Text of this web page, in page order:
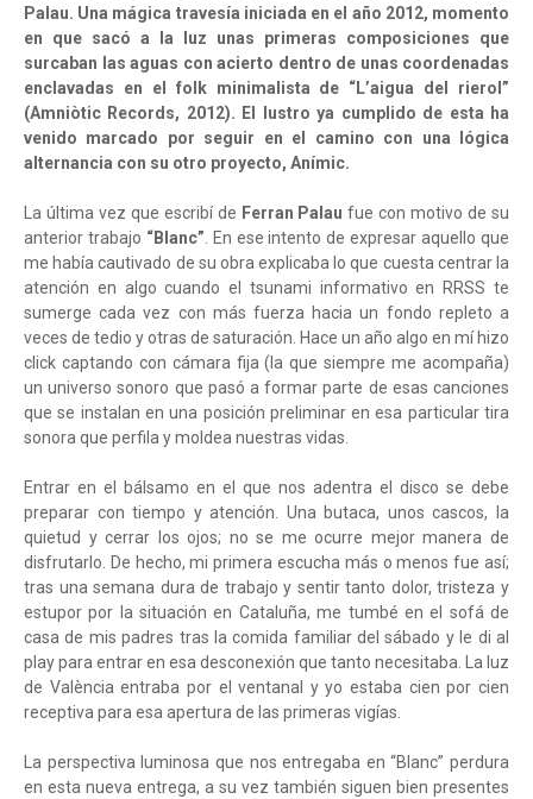
Palau. Una mágica travesía iniciada en el año 2012, momento
en que sacó a la luz unas primeras composiciones que
surcaban las aguas con acierto dentro de unas coordenadas
enclavadas en el folk minimalista de “L’aigua del rierol”
(Amniòtic Records, 2012). El lustro ya cumplido de esta ha
venido marcado por seguir en el camino con una lógica
alternancia con su otro proyecto, Anímic.
La última vez que escribí de Ferran Palau fue con motivo de su
anterior trabajo “Blanc”. En ese intento de expresar aquello que
me había cautivado de su obra explicaba lo que cuesta centrar la
atención en algo cuando el tsunami informativo en RRSS te
sumerge cada vez con más fuerza hacia un fondo repleto a
veces de tedio y otras de saturación. Hace un año algo en mí hizo
click captando con cámara fija (la que siempre me acompaña)
un universo sonoro que pasó a formar parte de esas canciones
que se instalan en una posición preliminar en esa particular tira
sonora que perfila y moldea nuestras vidas.
Entrar en el bálsamo en el que nos adentra el disco se debe
preparar con tiempo y atención. Una butaca, unos cascos, la
quietud y cerrar los ojos; no se me ocurre mejor manera de
disfrutarlo. De hecho, mi primera escucha más o menos fue así;
tras una semana dura de trabajo y sentir tanto dolor, tristeza y
estupor por la situación en Cataluña, me tumbé en el sofá de
casa de mis padres tras la comida familiar del sábado y le di al
play para entrar en esa desconexión que tanto necesitaba. La luz
de València entraba por el ventanal y yo estaba cien por cien
receptiva para esa apertura de las primeras vigías.
La perspectiva luminosa que nos entregaba en “Blanc” perdura
en esta nueva entrega, a su vez también siguen bien presentes